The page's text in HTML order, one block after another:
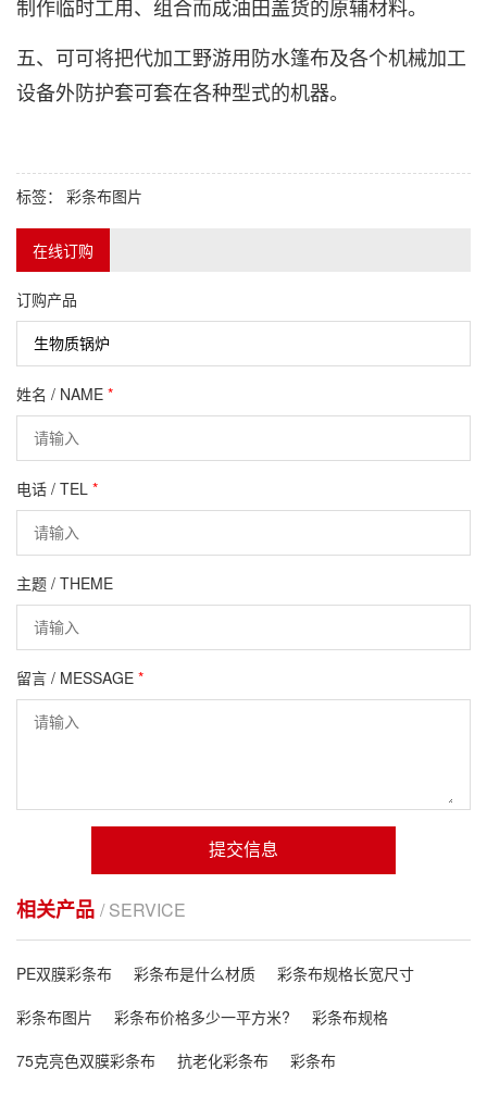
制作临时工用、组合而成油田盖货的原辅材料。
五、可可将把代加工野游用防水篷布及各个机械加工
设备外防护套可套在各种型式的机器。
标签： 彩条布图片
在线订购
订购产品
姓名 / NAME *
电话 / TEL *
主题 / THEME
留言 / MESSAGE *
提交信息
相关产品 / SERVICE
PE双膜彩条布 彩条布是什么材质
彩条布规格长宽尺寸
彩条布图片
彩条布价格多少一平方米?
彩条布规格
75克亮色双膜彩条布
抗老化彩条布 彩条布